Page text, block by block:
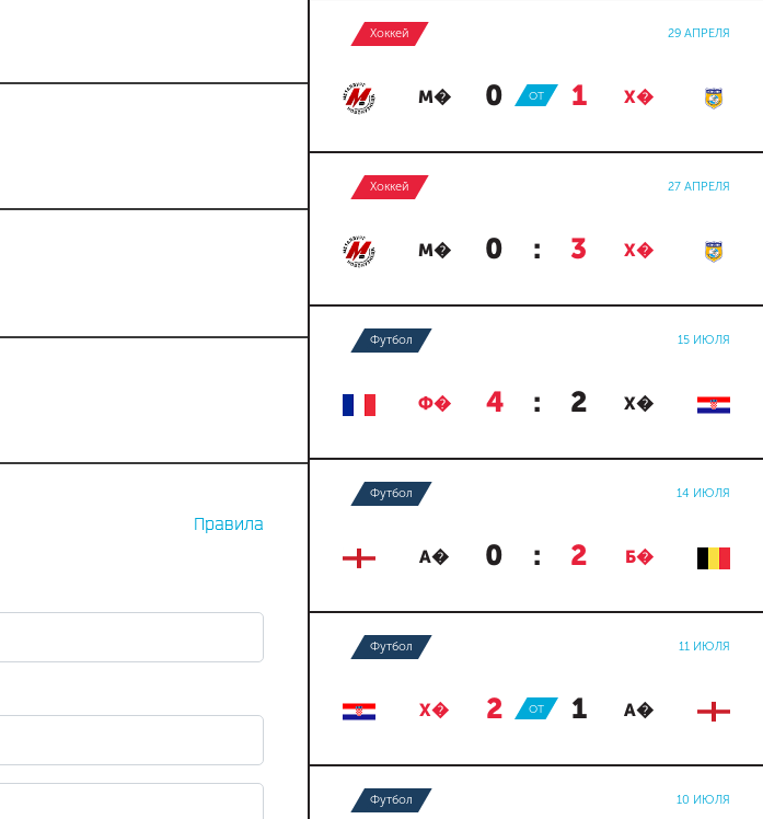
Правила
Хоккей 29 АПРЕЛЯ
М� 0 : 1 Х�
ОТ
Хоккей 27 АПРЕЛЯ
М� 0 : 3 Х�
Футбол 15 ИЮЛЯ
Ф� 4 : 2 Х�
Футбол 14 ИЮЛЯ
А� 0 : 2 Б�
Футбол 11 ИЮЛЯ
Х� 2 : 1 А�
ОТ
Футбол 10 ИЮЛЯ